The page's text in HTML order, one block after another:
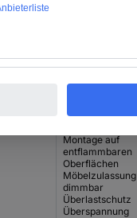
Montage auf
entflammbaren
Oberflächen
Möbelzulassung
dimmbar
Überlastschutz
Überspannung